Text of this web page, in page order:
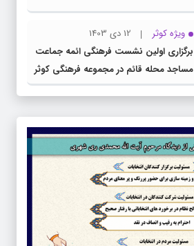
ویژه کوثر
12 دی 1403
برگزاری اولین نشست فرهنگی ائمه جماعت
مساجد محله قائم در مجموعه فرهنگی کوثر